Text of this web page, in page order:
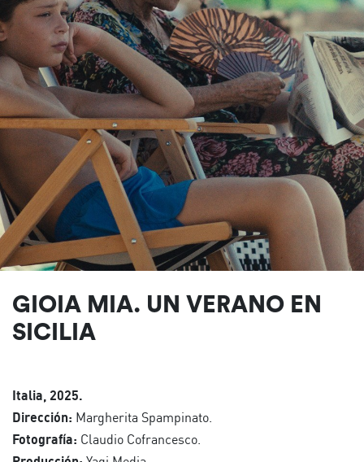
GIOIA MIA. UN VERANO EN
SICILIA
Italia, 2025.
Dirección: Margherita Spampinato.
Fotografía: Claudio Cofrancesco.